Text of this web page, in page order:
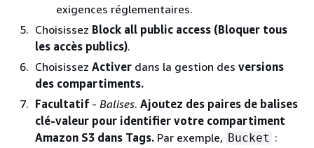
exigences réglementaires.
Choisissez Block all public access (Bloquer tous
les accès publics).
Choisissez Activer dans la gestion des versions
des compartiments.
Facultatif - Balises. Ajoutez des paires de balises
clé-valeur pour identifier votre compartiment
Amazon S3 dans Tags. Par exemple, Bucket :